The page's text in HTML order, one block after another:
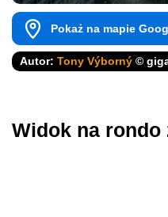
Pokaż na mapie
Autor: Tony Výborný ©
Widok na rondo